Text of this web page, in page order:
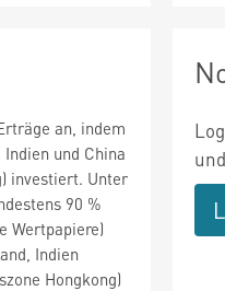
an, indem
und China
investiert. Unter
90 %
Wertpapiere)
Indien
Hongkong)